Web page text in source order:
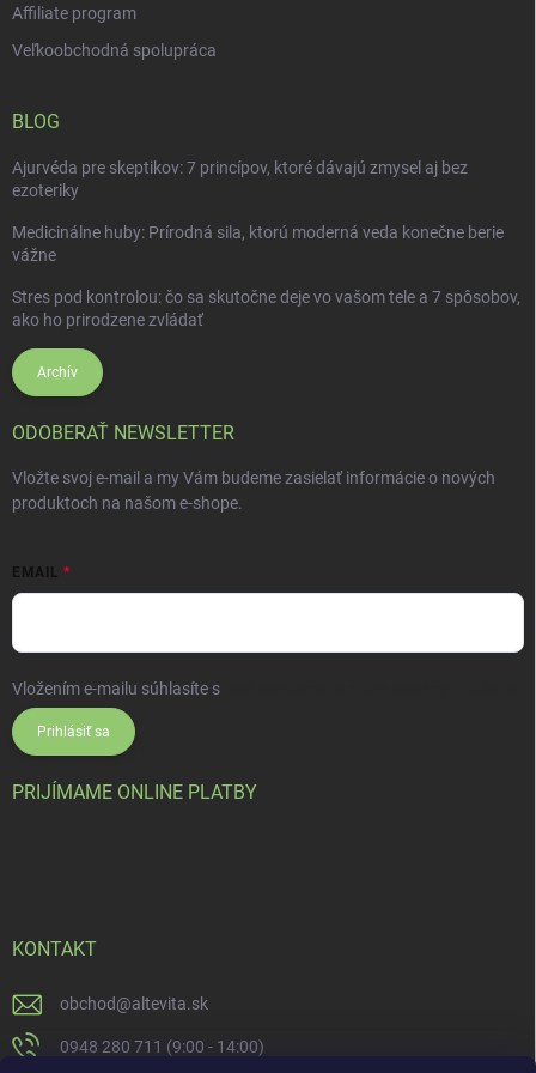
Affiliate program
Veľkoobchodná spolupráca
BLOG
Ajurvéda pre skeptikov: 7 princípov, ktoré dávajú zmysel aj bez
ezoteriky
Medicinálne huby: Prírodná sila, ktorú moderná veda konečne berie
vážne
Stres pod kontrolou: čo sa skutočne deje vo vašom tele a 7 spôsobov,
ako ho prirodzene zvládať
Archív
ODOBERAŤ NEWSLETTER
Vložte svoj e-mail a my Vám budeme zasielať informácie o nových
produktoch na našom e-shope.
EMAIL
Vložením e-mailu súhlasíte s
Prihlásiť sa
PRIJÍMAME ONLINE PLATBY
KONTAKT
obchod@altevita.sk
0948 280 711 (9:00 - 14:00)